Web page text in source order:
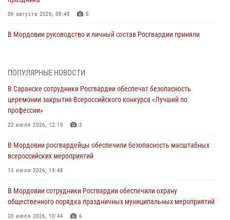
06 августа 2026, 08:48 5
В Мордовии руководство и личный состав Росгвардии приняли
06 августа 2026, 08:14 9
В Саранске сотрудники Росгвардии задержали дебошира,
повредившего имущество в кафе
06 августа 2026, 07:03
незамедлительно
05 августа 2026, 15:04
подозреваемого в причинении телесных повреждений супруге
05 августа 2026, 12:34
ПОПУЛЯРНЫЕ НОВОСТИ
В Саранске сотрудники Росгвардии обеспечат безопасность
церемонии закрытия Всероссийского конкурса «Лучший по
профессии»
22 июля 2026, 12:15 3
В Мордовии росгвардейцы обеспечили безопасность масштабных
всероссийских мероприятий
13 июля 2026, 13:48
В Мордовии сотрудники Росгвардии обеспечили охрану
общественного порядка праздничных муниципальных мероприятий
20 июля 2026, 10:44 6